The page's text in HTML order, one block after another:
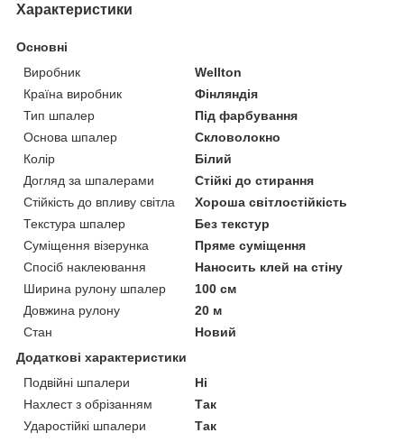
Характеристики
Основні
Виробник
Wellton
Країна виробник
Фінляндія
Тип шпалер
Під фарбування
Основа шпалер
Скловолокно
Колір
Білий
Догляд за шпалерами
Стійкі до стирання
Стійкість до впливу світла
Хороша світлостійкість
Текстура шпалер
Без текстур
Суміщення візерунка
Пряме суміщення
Спосіб наклеювання
Наносить клей на стіну
Ширина рулону шпалер
100 см
Довжина рулону
20 м
Стан
Новий
Додаткові характеристики
Подвійні шпалери
Ні
Нахлест з обрізанням
Так
Ударостійкі шпалери
Так